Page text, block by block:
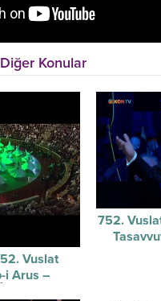
Konular
Vuslat
i Arus –
752.